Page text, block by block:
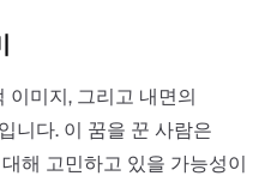
이미지, 그리고 내면의
니다. 이 꿈을 꾼 사람은
해 고민하고 있을 가능성이